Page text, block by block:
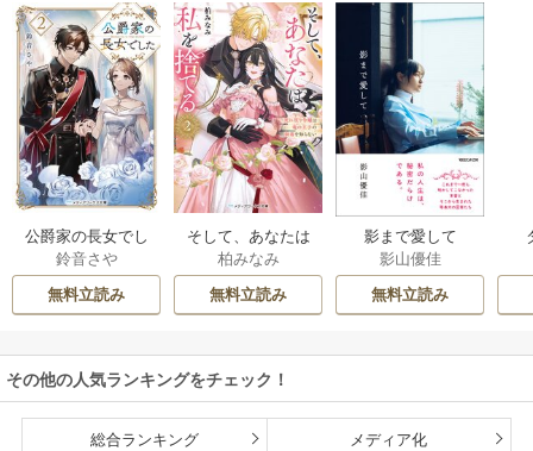
公爵家の長女でし
た
鈴音さや
無料立読み
そして、あなたは
私を捨てる
柏みなみ
無料立読み
影まで愛して
影山優佳
無料立読み
その他の人気ランキングをチェック！
総合ランキング メディア化